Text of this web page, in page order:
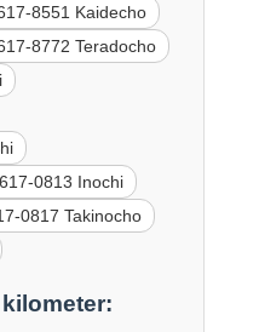
8551 Kaidecho
8772 Teradocho
617-0813 Inochi
0817 Takinocho
kilometer: